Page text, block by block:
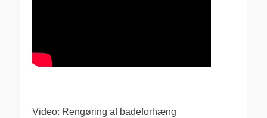
Video: Rengøring af badeforhæng